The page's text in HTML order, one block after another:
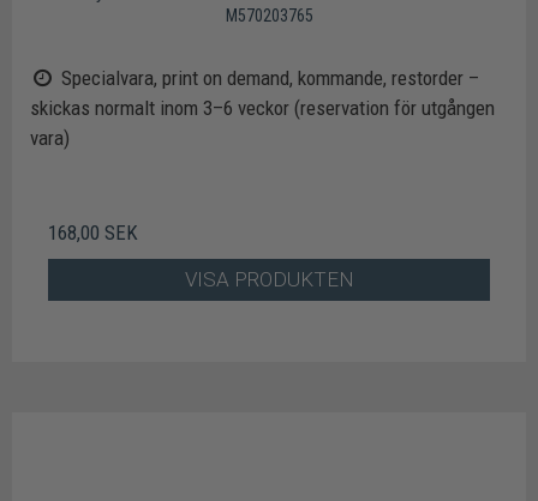
M570203765
Specialvara, print on demand, kommande, restorder –
skickas normalt inom 3–6 veckor (reservation för utgången
vara)
168,00 SEK
VISA PRODUKTEN